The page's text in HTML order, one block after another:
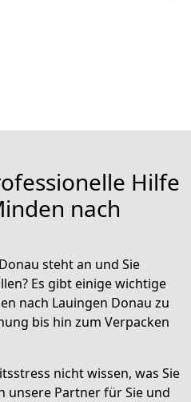
Hilfe
nach
steht an und Sie
Es gibt einige wichtige
nach Lauingen Donau zu
bis hin zum Verpacken
nicht wissen, was Sie
unsere Partner für Sie und